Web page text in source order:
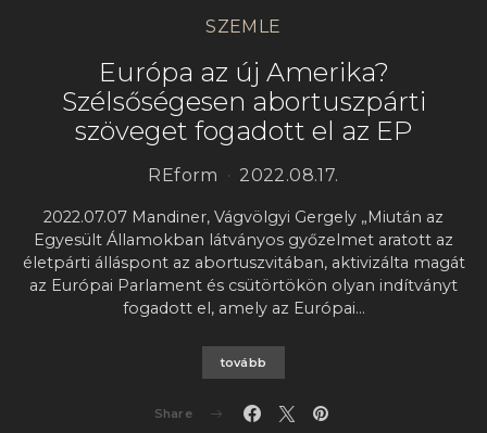
SZEMLE
Európa az új Amerika?
Szélsőségesen abortuszpárti
szöveget fogadott el az EP
REform 2022.08.17.
2022.07.07 Mandiner, Vágvölgyi Gergely „Miután az
Egyesült Államokban látványos győzelmet aratott az
életpárti álláspont az abortuszvitában, aktivizálta magát
az Európai Parlament és csütörtökön olyan indítványt
fogadott el, amely az Európai…
tovább
Share